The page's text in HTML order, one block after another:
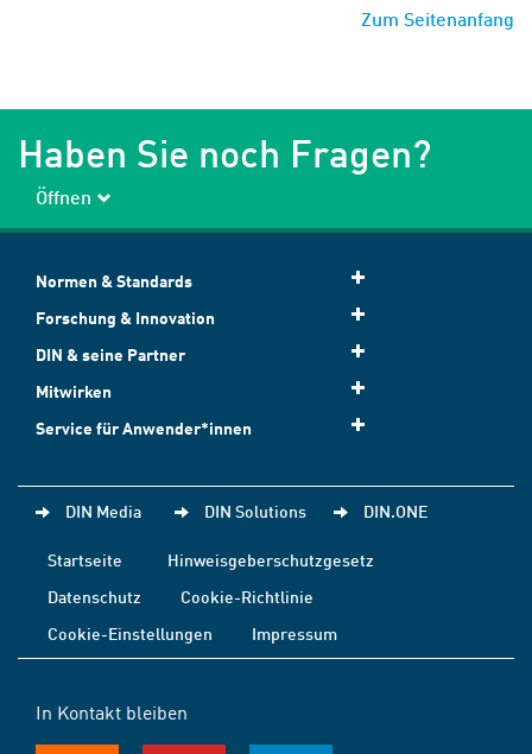
Zum Seitenanfang
Haben Sie noch Fragen?
Öffnen
Normen & Standards
Forschung & Innovation
DIN & seine Partner
Mitwirken
Service für Anwender*innen
DIN Media DIN Solutions DIN.ONE
Startseite
Hinweisgeberschutzgesetz
Datenschutz
Cookie-Richtlinie
Cookie-Einstellungen
Impressum
In Kontakt bleiben